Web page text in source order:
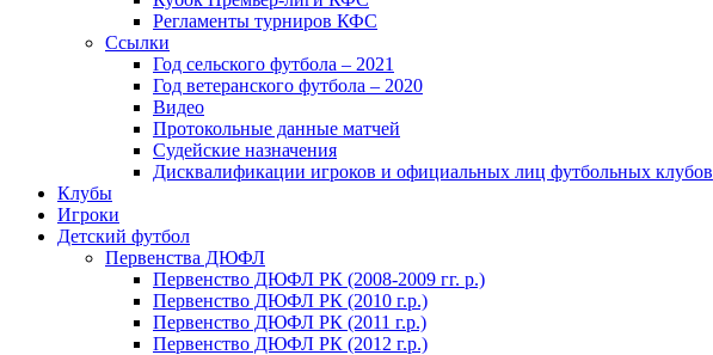
Регламенты турниров КФС
Ссылки
Год сельского футбола – 2021
Год ветеранского футбола – 2020
Видео
Протокольные данные матчей
Судейские назначения
Дисквалификации игроков и официальных лиц футбольных клубов
Клубы
Игроки
Детский футбол
Первенства ДЮФЛ
Первенство ДЮФЛ РК (2008-2009 гг. р.)
Первенство ДЮФЛ РК (2010 г.р.)
Первенство ДЮФЛ РК (2011 г.р.)
Первенство ДЮФЛ РК (2012 г.р.)